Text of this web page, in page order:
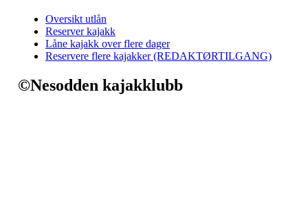
Oversikt utlån
Reserver kajakk
Låne kajakk over flere dager
Reservere flere kajakker (REDAKTØRTILGANG)
©Nesodden kajakklubb